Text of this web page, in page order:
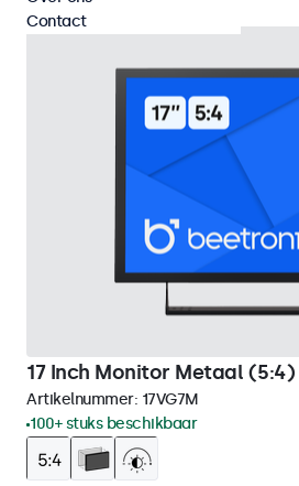
17 Inch Monitor Metaal (5:4)
Artikelnummer: 17VG7M
100+ stuks beschikbaar
Contact